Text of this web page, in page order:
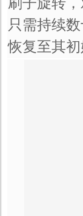
只需持续
恢复至其